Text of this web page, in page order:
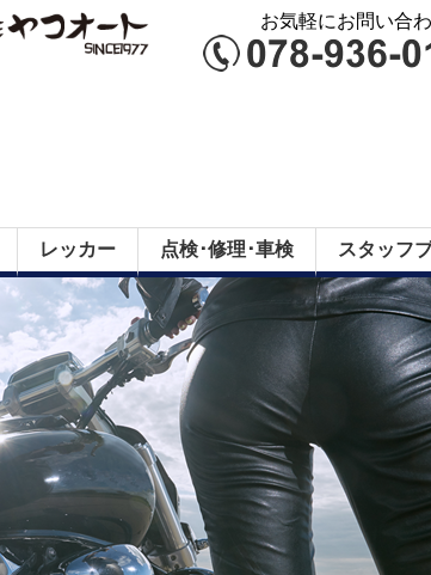
お気軽にお問い合
レッカー 点検･修理･車検 スタッフ